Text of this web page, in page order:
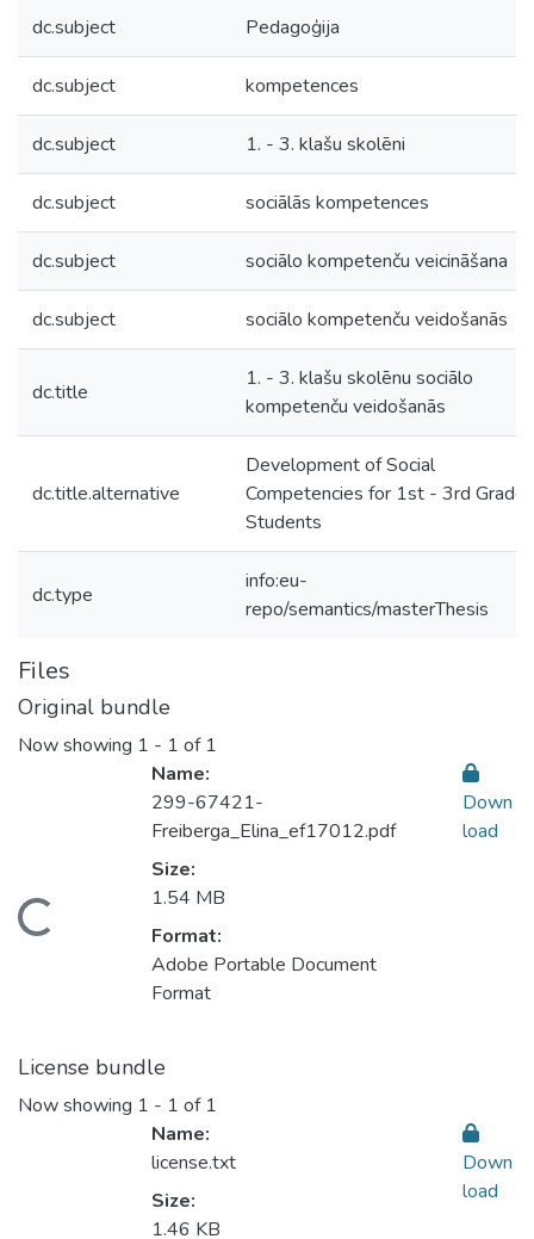
dc.subject Pedagoģija
dc.subject kompetences
dc.subject 1. - 3. klašu skolēni
dc.subject sociālās kompetences
dc.subject sociālo kompetenču veicināšana
dc.subject sociālo kompetenču veidošanās
dc.title
1. - 3. klašu skolēnu sociālo
kompetenču veidošanās
dc.title.alternative
Development of Social
Competencies for 1st - 3rd Grade
Students
dc.type
info:eu-
repo/semantics/masterThesis
Files
Original bundle
Now showing 1 - 1 of 1
Name:
299-67421-
Freiberga_Elina_ef17012.pdf
Size:
1.54 MB
Format:
Adobe Portable Document
Format
Down
load
License bundle
Now showing 1 - 1 of 1
Name:
license.txt
Size:
1.46 KB
Down
load